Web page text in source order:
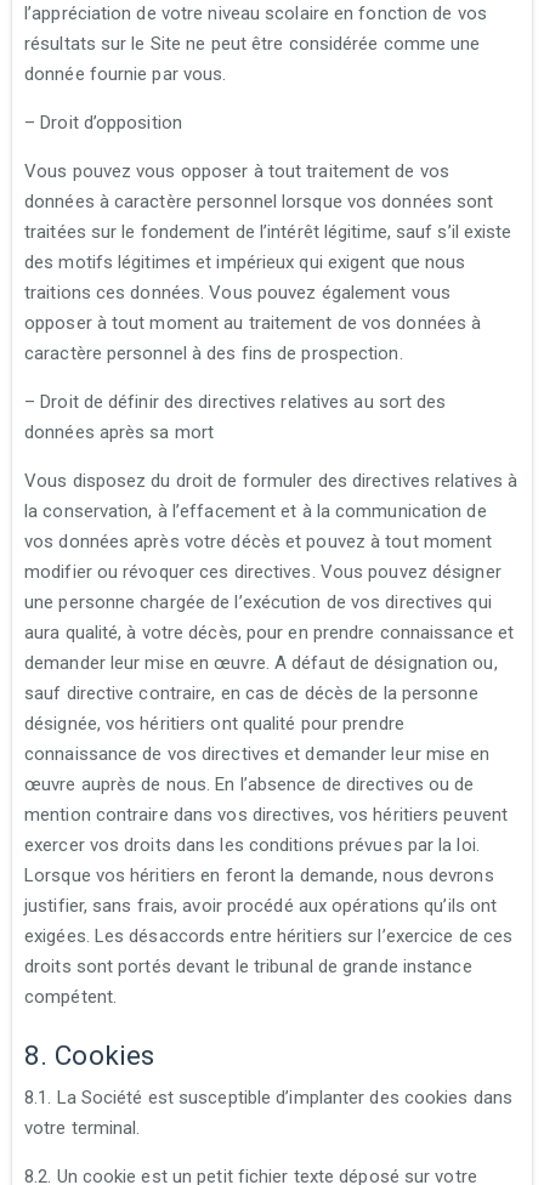
l’appréciation de votre niveau scolaire en fonction de vos
résultats sur le Site ne peut être considérée comme une
donnée fournie par vous.
– Droit d’opposition
Vous pouvez vous opposer à tout traitement de vos
données à caractère personnel lorsque vos données sont
traitées sur le fondement de l’intérêt légitime, sauf s’il existe
des motifs légitimes et impérieux qui exigent que nous
traitions ces données. Vous pouvez également vous
opposer à tout moment au traitement de vos données à
caractère personnel à des fins de prospection.
– Droit de définir des directives relatives au sort des
données après sa mort
Vous disposez du droit de formuler des directives relatives à
la conservation, à l’effacement et à la communication de
vos données après votre décès et pouvez à tout moment
modifier ou révoquer ces directives. Vous pouvez désigner
une personne chargée de l’exécution de vos directives qui
aura qualité, à votre décès, pour en prendre connaissance et
demander leur mise en œuvre. A défaut de désignation ou,
sauf directive contraire, en cas de décès de la personne
désignée, vos héritiers ont qualité pour prendre
connaissance de vos directives et demander leur mise en
œuvre auprès de nous. En l’absence de directives ou de
mention contraire dans vos directives, vos héritiers peuvent
exercer vos droits dans les conditions prévues par la loi.
Lorsque vos héritiers en feront la demande, nous devrons
justifier, sans frais, avoir procédé aux opérations qu’ils ont
exigées. Les désaccords entre héritiers sur l’exercice de ces
droits sont portés devant le tribunal de grande instance
compétent.
8. Cookies
8.1. La Société est susceptible d’implanter des cookies dans
votre terminal.
8.2. Un cookie est un petit fichier texte déposé sur votre